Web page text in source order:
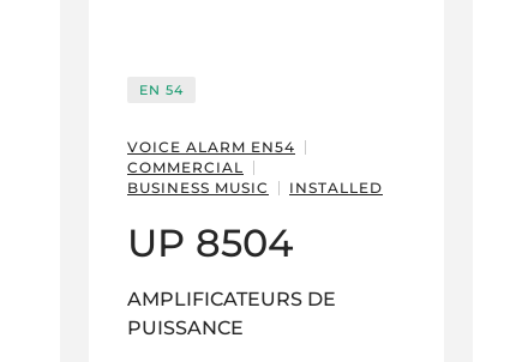
EN 54
VOICE ALARM EN54
COMMERCIAL
BUSINESS MUSIC
INSTALLED
UP 8504
AMPLIFICATEURS DE
PUISSANCE